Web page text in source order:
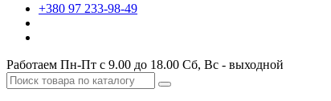
+380 97 233-98-49
Работаем Пн-Пт с 9.00 до 18.00 Сб, Вс - выходной